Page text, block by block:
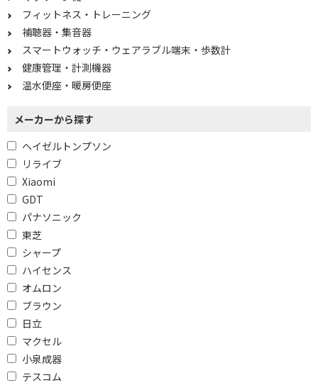
フィットネス・トレーニング
補聴器・集音器
スマートウォッチ・ウェアラブル端末・歩数計
健康管理・計測機器
温水便座・暖房便座
メーカーから探す
ヘイゼルトンプソン
リライブ
Xiaomi
GDT
パナソニック
東芝
シャープ
ハイセンス
オムロン
ブラウン
日立
マクセル
小泉成器
テスコム
1300W
1200W
1000W
900W
700W
500W
防水で絞り込む
周波数（㎐）で絞り込む
種類で絞り込む